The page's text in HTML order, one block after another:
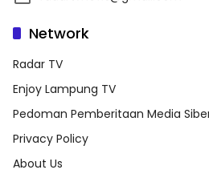
Network
Radar TV
Enjoy Lampung TV
Pedoman Pemberitaan Media
Privacy Policy
About Us